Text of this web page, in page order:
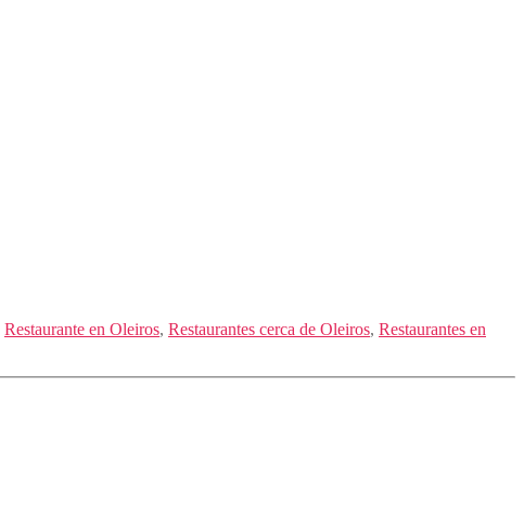
Restaurante en Oleiros, Restaurantes cerca de Oleiros, Restaurantes en